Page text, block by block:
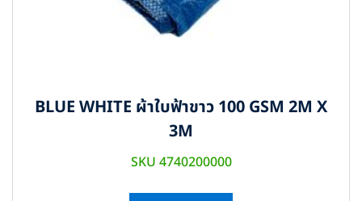
BLUE WHITE ผ้าใบฟ้าขาว 100 GSM 2M X
3M
SKU 4740200000